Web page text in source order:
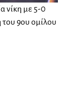
νίκη με 5-0
του 9ου ομίλου